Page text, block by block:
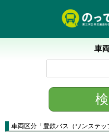
車
車両区分 「 豊鉄バス（ワンステ